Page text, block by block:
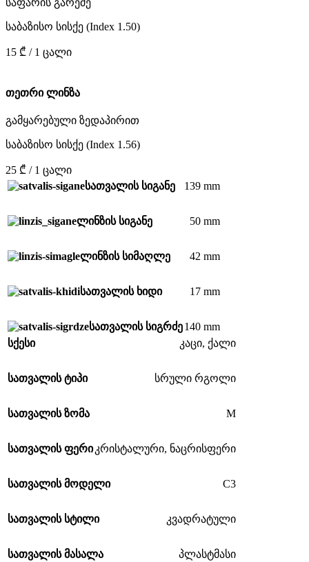
საბაზისო სისქე (Index 1.50)
15 ₾ / 1 ცალი
თეთრი ლინზა
გამყარებული ზედაპირით
საბაზისო სისქე (Index 1.56)
25 ₾ / 1 ცალი
სათვალის სიგანე
139 mm
ლინზის სიგანე 50 mm
ლინზის სიმაღლე 42 mm
სათვალის ხიდი 17 mm
სათვალის სიგრძე140 mm
სქესი
კაცი, ქალი
სათვალის ტიპი სრული რგოლი
სათვალის ზომა M
სათვალის ფერიკრისტალური, ნაცრისფერი
სათვალის მოდელი C3
სათვალის სტილი კვადრატული
სათვალის მასალა
პლასტმასი